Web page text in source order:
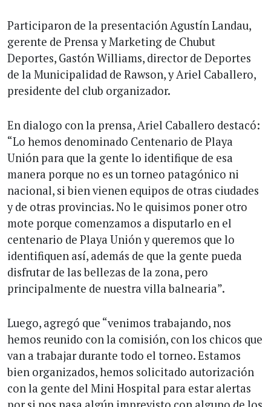
Participaron de la presentación Agustín Landau,
gerente de Prensa y Marketing de Chubut
Deportes, Gastón Williams, director de Deportes
de la Municipalidad de Rawson, y Ariel Caballero,
presidente del club organizador.
En dialogo con la prensa, Ariel Caballero destacó:
“Lo hemos denominado Centenario de Playa
Unión para que la gente lo identifique de esa
manera porque no es un torneo patagónico ni
nacional, si bien vienen equipos de otras ciudades
y de otras provincias. No le quisimos poner otro
mote porque comenzamos a disputarlo en el
centenario de Playa Unión y queremos que lo
identifiquen así, además de que la gente pueda
disfrutar de las bellezas de la zona, pero
principalmente de nuestra villa balnearia”.
Luego, agregó que “venimos trabajando, nos
hemos reunido con la comisión, con los chicos que
van a trabajar durante todo el torneo. Estamos
bien organizados, hemos solicitado autorización
con la gente del Mini Hospital para estar alertas